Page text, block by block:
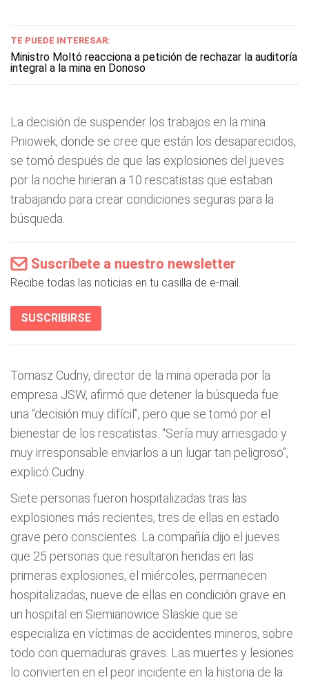
TE PUEDE INTERESAR:
Ministro Moltó reacciona a petición de rechazar la auditoría
integral a la mina en Donoso
La decisión de suspender los trabajos en la mina
Pniowek, donde se cree que están los desaparecidos,
se tomó después de que las explosiones del jueves
por la noche hirieran a 10 rescatistas que estaban
trabajando para crear condiciones seguras para la
búsqueda.
Suscríbete a nuestro newsletter
Recibe todas las noticias en tu casilla de e-mail.
SUSCRIBIRSE
Tomasz Cudny, director de la mina operada por la
empresa JSW, afirmó que detener la búsqueda fue
una “decisión muy difícil”, pero que se tomó por el
bienestar de los rescatistas. “Sería muy arriesgado y
muy irresponsable enviarlos a un lugar tan peligroso”,
explicó Cudny.
Siete personas fueron hospitalizadas tras las
explosiones más recientes, tres de ellas en estado
grave pero conscientes. La compañía dijo el jueves
que 25 personas que resultaron heridas en las
primeras explosiones, el miércoles, permanecen
hospitalizadas, nueve de ellas en condición grave en
un hospital en Siemianowice Slaskie que se
especializa en víctimas de accidentes mineros, sobre
todo con quemaduras graves. Las muertes y lesiones
lo convierten en el peor incidente en la historia de la